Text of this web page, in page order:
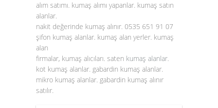
alım satımı. kumaş alımı yapanlar. kumaş satın
alanlar.
nakit değerinde kumaş alınır. 0535 651 91 07
şifon kumaş alanlar. kumaş alan yerler. kumaş
alan
firmalar, kumaş alıcıları. saten kumaş alanlar.
kot kumaş alanlar. gabardin kumaş alanlar.
mikro kumaş alanlar. gabardin kumaş alınır
satılır.